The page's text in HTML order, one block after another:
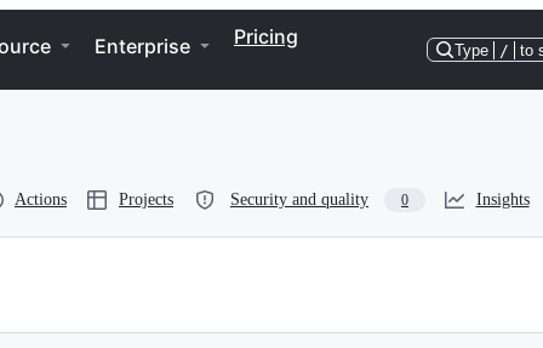
Enterprise Pricing
Type / to
Actions Projects Security and quality 0 Insights